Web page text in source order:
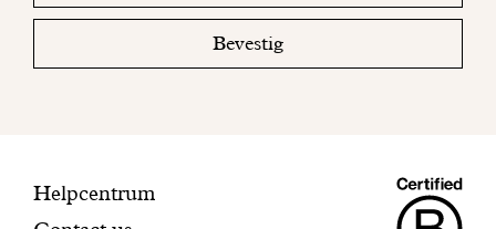
mailbox
Bevestig
Contactinformatie
Helpcentrum